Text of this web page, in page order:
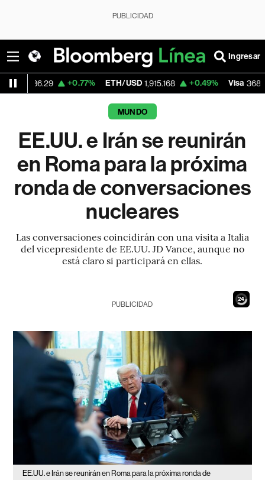
PUBLICIDAD
Ingresar
+0.77% ETH/USD 1,915.168 +0.49% Visa 368.32 -
MUNDO
EE.UU. e Irán se reunirán
en Roma para la próxima
ronda de conversaciones
nucleares
Las conversaciones coincidirán con una visita a Italia
del vicepresidente de EE.UU. JD Vance, aunque no
está claro si participará en ellas.
22
PUBLICIDAD
EE.UU. e Irán se reunirán en Roma para la próxima ronda de